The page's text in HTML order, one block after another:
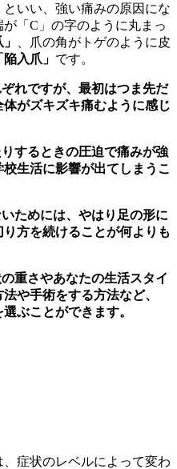
といい、強い痛みの原因にな
「C」の字のように丸まっ
、爪の角がトゲのように皮
陥入爪」 です。
れですが、最初はつま先だ
がズキズキ痛むように感じ
するときの圧迫で痛みが強
生活に影響が出てしまうこ
ためには、やはり足の形に
方を続けることが何よりも
重さやあなたの生活スタイ
や手術をする方法など、
ぶことができます。
症状のレベルによって変わ